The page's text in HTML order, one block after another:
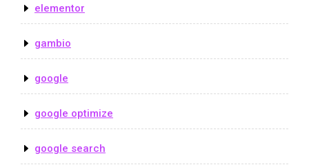
elementor
gambio
google
google optimize
google search